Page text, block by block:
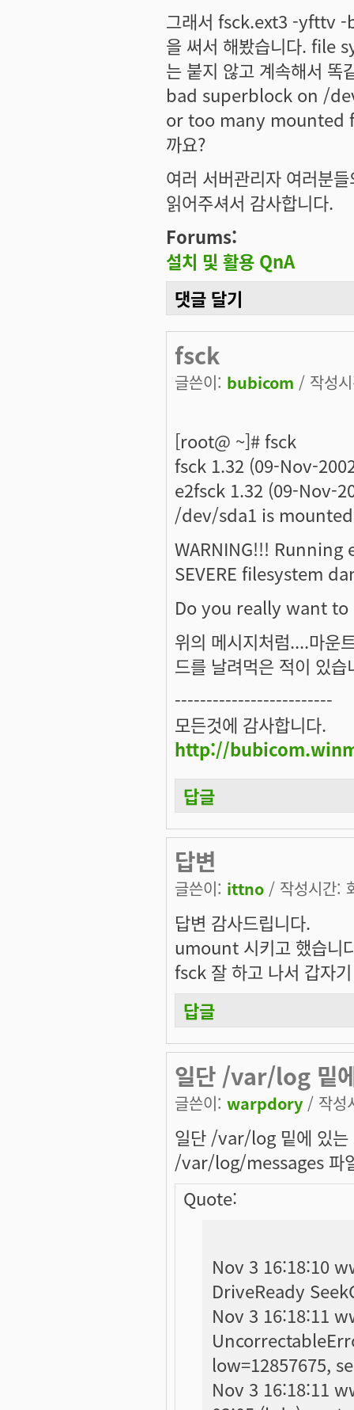
그래서 fsck.ext3 -yfttv
을 써서 해봤습니다. file
는 붙지 않고 계속해서
bad superblock on /
or too many mounted
까요?
여러 서버관리자 여러분
읽어주셔서 감사합니다.
Forums:
설치 및 활용 QnA
댓글 달기
fsck
글쓴이: bubicom / 작성
[root@ ~]# fsck
fsck 1.32 (09-Nov-
e2fsck 1.32 (09-Nov-
/dev/sda1 is
WARNING!!!
SEVERE filesystem
Do you really want
위의 메시지처럼....마운
드를 날려먹은 적이 있
-------------------------
모든것에 감사합니다.
http://
답글
답변
글쓴이: ittno / 작성시간:
답변 감사드립니다.
umount 시키고 했습니
fsck 잘 하고 나서 갑자
답글
일단 /var/log 밑
글쓴이: warpdory / 작성
일단 /var/log 밑에 있는
/var/log/messages 파
Quote:
Nov 3 16:18:10
DriveReady
Nov 3 16:18:11
low=12857675,
Nov 3 16:18:11